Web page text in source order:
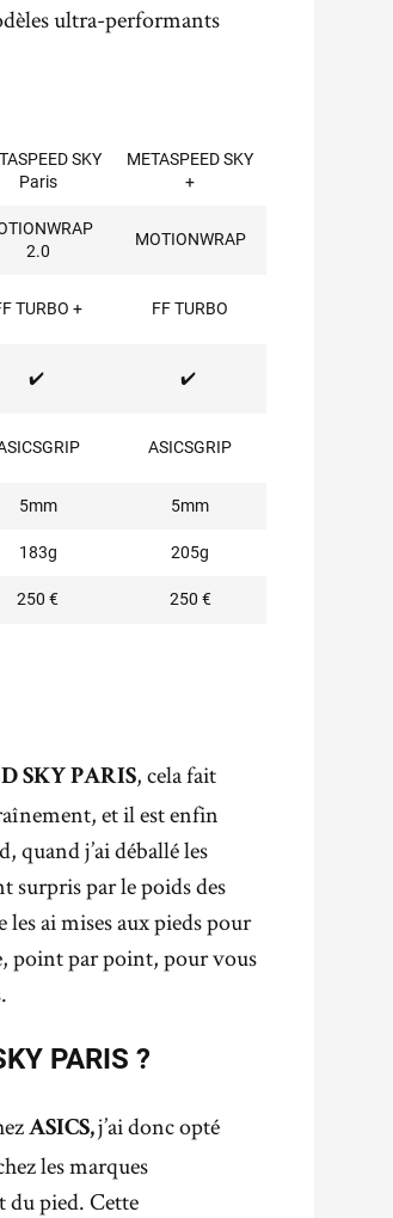
ultra-performants
SKY
Paris
METASPEED SKY
+
2.0
MOTIONWRAP
TURBO + FF TURBO
✔️ ✔️
ASICSGRIP
5mm 5mm
183g 205g
250 € 250 €
SKY PARIS, cela fait
et il est enfin
quand j’ai déballé les
surpris par le poids des
les ai mises aux pieds pour
point par point, pour vous
PARIS ?
ASICS,j’ai donc opté
les marques
du pied. Cette